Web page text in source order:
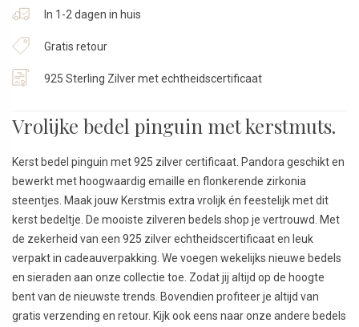
In 1-2 dagen in huis
Gratis retour
925 Sterling Zilver met echtheidscertificaat
Vrolijke bedel pinguin met kerstmuts.
Kerst bedel pinguin met 925 zilver certificaat. Pandora geschikt en
bewerkt met hoogwaardig emaille en flonkerende zirkonia
steentjes. Maak jouw Kerstmis extra vrolijk én feestelijk met dit
kerst bedeltje. De mooiste zilveren bedels shop je vertrouwd. Met
de zekerheid van een 925 zilver echtheidscertificaat en leuk
verpakt in cadeauverpakking. We voegen wekelijks nieuwe bedels
en sieraden aan onze collectie toe. Zodat jij altijd op de hoogte
bent van de nieuwste trends. Bovendien profiteer je altijd van
gratis verzending en retour. Kijk ook eens naar onze andere bedels